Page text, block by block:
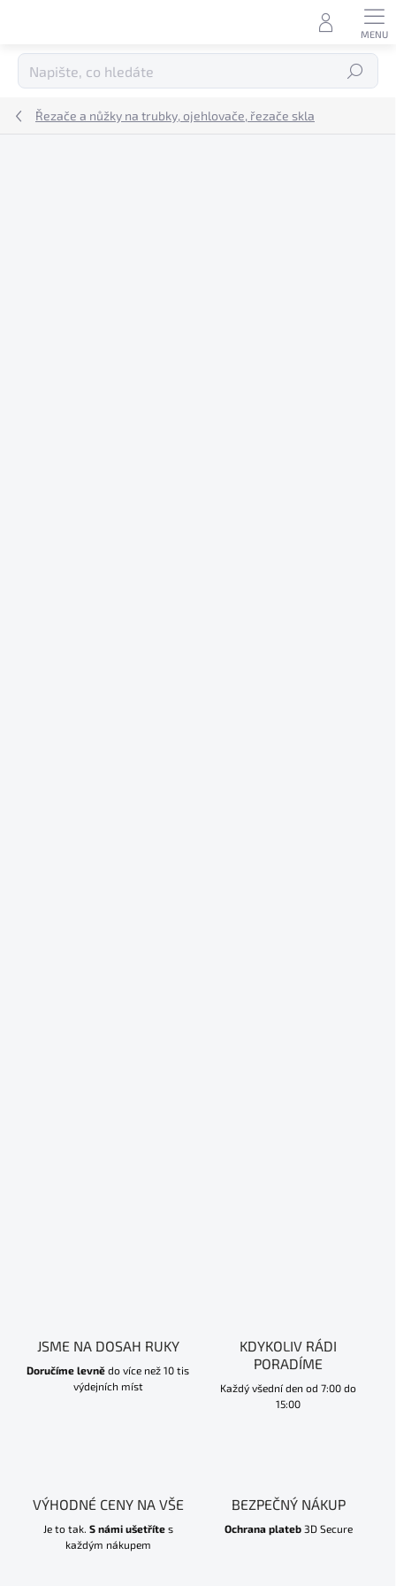
Hledat
Řezače a nůžky na trubky, ojehlovače, řezače skla
JSME NA DOSAH RUKY
Doručíme levně do více než 10 tis
výdejních míst
KDYKOLIV RÁDI
PORADÍME
Každý všední den od 7:00 do
15:00
VÝHODNÉ CENY NA VŠE
Je to tak. S námi ušetřítes
každým nákupem
BEZPEČNÝ NÁKUP
Ochrana plateb3D Secure